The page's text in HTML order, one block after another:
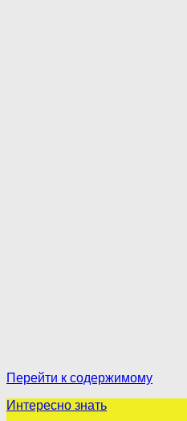
Перейти к содержимому
Интересно знать